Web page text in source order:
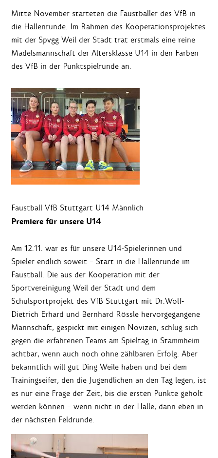
Mitte November starteten die Faustballer des VfB in
die Hallenrunde. Im Rahmen des Kooperationsprojektes
mit der Spvgg Weil der Stadt trat erstmals eine reine
Mädelsmannschaft der Altersklasse U14 in den Farben
des VfB in der Punktspielrunde an.
Faustball VfB Stuttgart U14 Männlich
Premiere für unsere U14
Am 12.11. war es für unsere U14-Spielerinnen und
Spieler endlich soweit – Start in die Hallenrunde im
Faustball. Die aus der Kooperation mit der
Sportvereinigung Weil der Stadt und dem
Schulsportprojekt des VfB Stuttgart mit Dr.Wolf-
Dietrich Erhard und Bernhard Rössle hervorgegangene
Mannschaft, gespickt mit einigen Novizen, schlug sich
gegen die erfahrenen Teams am Spieltag in Stammheim
achtbar, wenn auch noch ohne zählbaren Erfolg. Aber
bekanntlich will gut Ding Weile haben und bei dem
Trainingseifer, den die Jugendlichen an den Tag legen, ist
es nur eine Frage der Zeit, bis die ersten Punkte geholt
werden können – wenn nicht in der Halle, dann eben in
der nächsten Feldrunde.